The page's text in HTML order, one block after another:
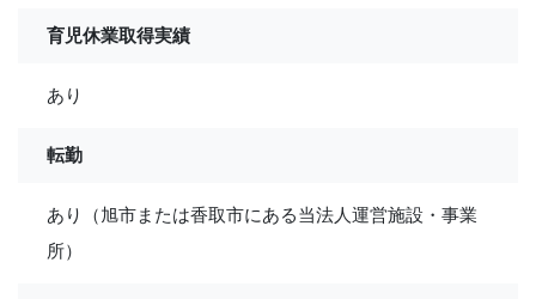
育児休業取得実績
あり
転勤
あり（旭市または香取市にある当法人運営施設・事業
所）